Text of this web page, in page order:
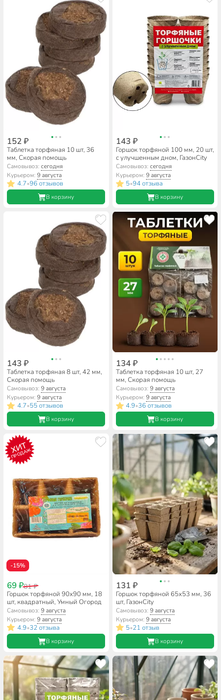
152 ₽
Таблетка торфяная 10 шт, 36
мм, Скорая помощь
Самовывоз:сегодня
Курьером:9 августа
4.7•96 отзывов
В корзину
143 ₽
Горшок торфяной 100 мм, 20 шт,
с улучшенным дном, ГазонCity
Самовывоз: сегодня
Курьером: 9 августа
5•94 отзыва
В корзину
143 ₽
Таблетка торфяная 8 шт, 42 мм,
Скорая помощь
Самовывоз:9 августа
Курьером:9 августа
4.7•55 отзывов
В корзину
134 ₽
Таблетка торфяная 10 шт, 27
мм, Скорая помощь
Самовывоз: 9 августа
Курьером: 9 августа
4.9•36 отзывов
В корзину
ХИТ
ПРОДАЖ
-15%
69 ₽81 ₽
Горшок торфяной 90х90 мм, 18
шт, квадратный, Умный Огород
Самовывоз:9 августа
Курьером:9 августа
4.9•32 отзыва
В корзину
131 ₽
Горшок торфяной 65х53 мм, 36
шт, ГазонCity
Самовывоз: 9 августа
Курьером: 9 августа
5•21 отзыв
В корзину